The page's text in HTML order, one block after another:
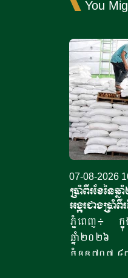
You
07-08-2026
ប្រាំពីរខែនៃ
អង្ករជាងប្រ
ប្រាក់​ជាង៤១៥
ភ្នំពេញ៖ ក្នុ
ឆ្នាំ២០២៦ ក
ចំនួន៧០៧ ៤